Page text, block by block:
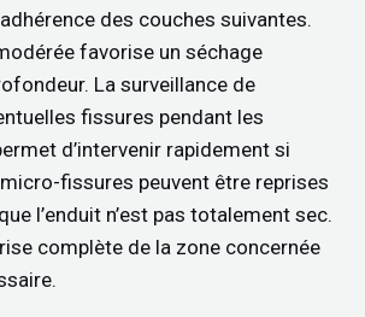
des couches suivantes.
favorise un séchage
La surveillance de
fissures pendant les
d’intervenir rapidement si
fissures peuvent être reprises
l’enduit n’est pas totalement sec.
complète de la zone concernée